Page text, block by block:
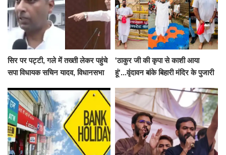
सिर पर पट्टी, गले में तख्ती लेकर पहुंचे
सपा विधायक सचिन यादव, विधानसभा
निलंबित
'ठाकुर जी की कृपा से काशी आया
हूं'...वृंदावन बांके बिहारी मंदिर के पुजारी
जलाभिषेक